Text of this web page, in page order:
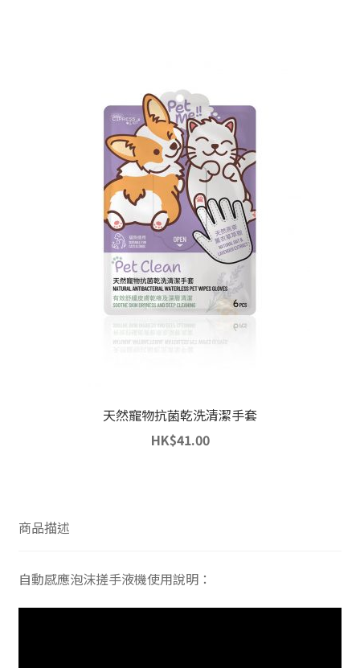
天然寵物抗菌乾洗清潔手套
HK$41.00
商品描述
自動感應泡沫搓手液機使用說明：